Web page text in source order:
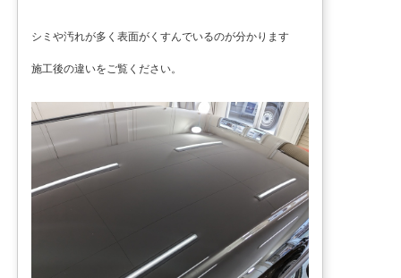
シミや汚れが多く表面がくすんでいるのが分かります
施工後の違いをご覧ください。